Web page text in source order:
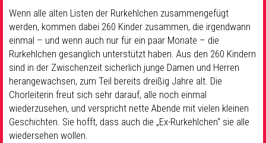
Wenn alle alten Listen der Rurkehlchen zusammengefügt
werden, kommen dabei 260 Kinder zusammen, die irgendwann
einmal – und wenn auch nur für ein paar Monate – die
Rurkehlchen gesanglich unterstützt haben. Aus den 260 Kindern
sind in der Zwischenzeit sicherlich junge Damen und Herren
herangewachsen, zum Teil bereits dreißig Jahre alt. Die
Chorleiterin freut sich sehr darauf, alle noch einmal
wiederzusehen, und verspricht nette Abende mit vielen kleinen
Geschichten. Sie hofft, dass auch die „Ex-Rurkehlchen“ sie alle
wiedersehen wollen.